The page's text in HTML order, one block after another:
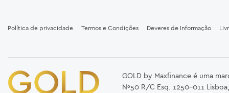
Política de privacidade Termos e Condições Deveres de Informação
GOLD by Maxfinance é uma
Nº50 R/C Esq. 1250-011